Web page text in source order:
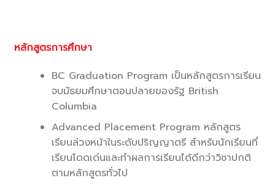
หลักสูตรการศึกษา
BC Graduation Program เป็นหลักสูตรการเรียน
จบมัธยมศึกษาตอนปลายของรัฐ British
Columbia
Advanced Placement Program หลักสูตร
เรียนล่วงหน้าในระดับปริญญาตรี สำหรับนักเรียนที่
เรียนโดดเด่นและทำผลการเรียนได้ดีกว่าวิชาปกติ
ตามหลักสูตรทั่วไป